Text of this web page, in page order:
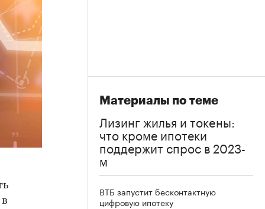
Материалы по теме
Лизинг жилья и токeны:
что кроме ипотеки
поддержит спрос в 2023-
м
ВТБ запустит бесконтактную
цифровую ипотеку